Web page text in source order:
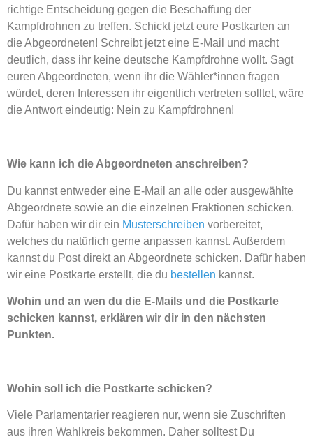
richtige Entscheidung gegen die Beschaffung der
Kampfdrohnen zu treffen. Schickt jetzt eure Postkarten an
die Abgeordneten! Schreibt jetzt eine E-Mail und macht
deutlich, dass ihr keine deutsche Kampfdrohne wollt. Sagt
euren Abgeordneten, wenn ihr die Wähler*innen fragen
würdet, deren Interessen ihr eigentlich vertreten solltet, wäre
die Antwort eindeutig: Nein zu Kampfdrohnen!
Wie kann ich die Abgeordneten anschreiben?
Du kannst entweder eine E-Mail an alle oder ausgewählte
Abgeordnete sowie an die einzelnen Fraktionen schicken.
Dafür haben wir dir ein Musterschreiben vorbereitet,
welches du natürlich gerne anpassen kannst. Außerdem
kannst du Post direkt an Abgeordnete schicken. Dafür haben
wir eine Postkarte erstellt, die du bestellen kannst.
Wohin und an wen du die E-Mails und die Postkarte
schicken kannst, erklären wir dir in den nächsten
Punkten.
Wohin soll ich die Postkarte schicken?
Viele Parlamentarier reagieren nur, wenn sie Zuschriften
aus ihren Wahlkreis bekommen. Daher solltest Du